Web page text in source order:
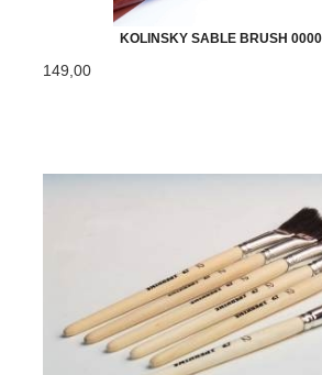
KOLINSKY SABLE BRUSH
149,00